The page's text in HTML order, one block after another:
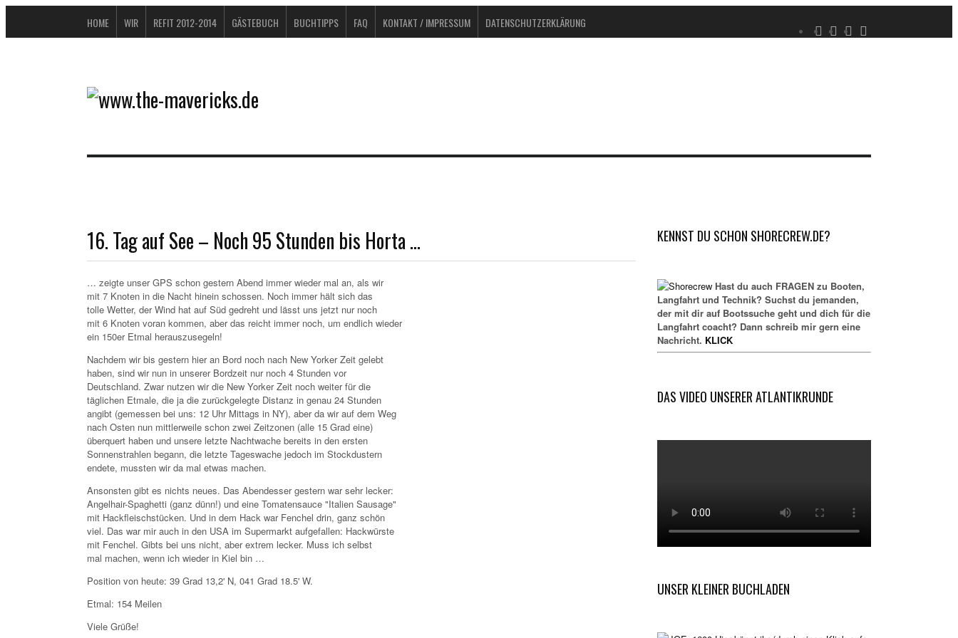
HOME WIR REFIT 2012-2014 GÄSTEBUCH BUCHTIPPS FAQ KONTAKT / IMPRESSUM DATENSCHUTZERKLÄRUNG
16. Tag auf See – Noch 95 Stunden bis Horta …
… zeigte unser GPS schon gestern Abend immer wieder mal an, als wir
mit 7 Knoten in die Nacht hinein schossen. Noch immer hält sich das
tolle Wetter, der Wind hat auf Süd gedreht und lässt uns jetzt nur noch
mit 6 Knoten voran kommen, aber das reicht immer noch, um endlich wieder
ein 150er Etmal herauszusegeln!
Nachdem wir bis gestern hier an Bord noch nach New Yorker Zeit gelebt
haben, sind wir nun in unserer Bordzeit nur noch 4 Stunden vor
Deutschland. Zwar nutzen wir die New Yorker Zeit noch weiter für die
täglichen Etmale, die ja die zurückgelegte Distanz in genau 24 Stunden
angibt (gemessen bei uns: 12 Uhr Mittags in NY), aber da wir auf dem Weg
nach Osten nun mittlerweile schon zwei Zeitzonen (alle 15 Grad eine)
überquert haben und unsere letzte Nachtwache bereits in den ersten
Sonnenstrahlen begann, die letzte Tageswache jedoch im Stockdustern
endete, mussten wir da mal etwas machen.
Ansonsten gibt es nichts neues. Das Abendesser gestern war sehr lecker:
Angelhair-Spaghetti (ganz dünn!) und eine Tomatensauce "Italien Sausage"
mit Hackfleischstücken. Und in dem Hack war Fenchel drin, ganz schön
viel. Das war mir auch in den USA im Supermarkt aufgefallen: Hackwürste
mit Fenchel. Gibts bei uns nicht, aber extrem lecker. Muss ich selbst
mal machen, wenn ich wieder in Kiel bin …
Position von heute: 39 Grad 13,2' N, 041 Grad 18.5' W.
Etmal: 154 Meilen
Viele Grüße!
KENNST DU SCHON SHORECREW.DE?
Hast du auch FRAGEN zu Booten,
Langfahrt und Technik? Suchst du jemanden,
der mit dir auf Bootssuche geht und dich für die
Langfahrt coacht? Dann schreib mir gern eine
Nachricht. KLICK
DAS VIDEO UNSERER ATLANTIKRUNDE
UNSER KLEINER BUCHLADEN